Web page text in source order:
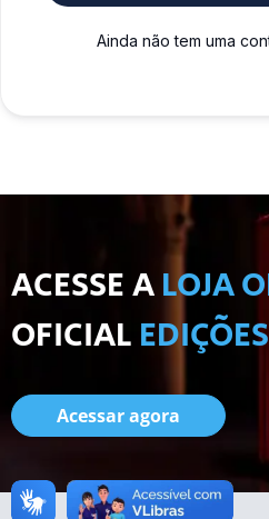
Ainda não tem uma
ACESSE ALOJA
OFICIAL
Acessar agora